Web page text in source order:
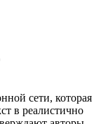
сети, которая
в реалистично